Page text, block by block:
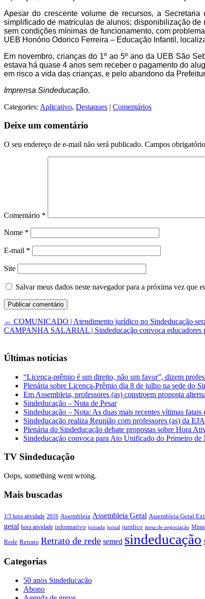
Apesar do crescente volume de recursos, a
simplificado de matrículas de alunos; disponibilização
sem condições mínimas de funcionamento, com
UEB Honório Odorico Ferreira – Educação Infantil,
Em novembro, crianças do 1º ao 5º ano da UEB São
estava há quase 4 anos sem receber o pagamento do
em risco a vida das crianças, e pelo abandono da
Imprensa Sindeducação.
Categories: Aplicativo, Destaques | Comentários
Deixe um comentário
O seu endereço de e-mail não será publicado. Campos
Comentário *
Nome *
E-mail *
Site
Salvar meus dados neste navegador para a próxima vez que
← COMUNICADO | Atendimento jurídico no Sindeducação
CAMPANHA SALARIAL | Sindeducação convoca educadores
Últimas notícias
“Licença-prêmio é um direito, não um favor”, dizem
Plenária sobre Licença-Prêmio dia 8 de julho na sede do
Em Assembleia, professores (as) constroem proposta
Sindeducação – Nota de Pesar
Sindeducação – Nota: As duas mais recentes vítimas fatais
Sindeducação realiza Reunião com professores (as) da
Plenária do Sindeducação debate propostas sobre Hora
Sindeducação convoca para Ato Unificado do Primeiro de
TV Sindeducação
Oops, something went wrong.
Mais buscadas
1/3 hora atividade 2016 Assembleia Assembleia Geral Assembleia Geral
geral hora atividade informativo jornada jornal juridico mesa de negociação
Rede Retrato Retrato de rede semed sindeducação
Categorias
50 anos Sindeducação
Abono